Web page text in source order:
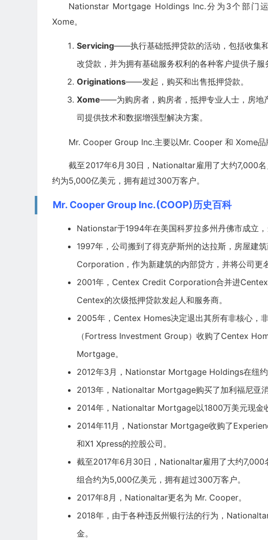
Nationstar Mortgage Holdings Inc.分为3个部门
Xome。
Servicing——执行基础抵押贷款的活动，包括收集
改贷款，并为拥有基础服务权利的各种客户提供子服
Originations——发起，购买和出售抵押贷款。
Xome——为购房者，购房者，抵押专业人士，房地
司提供技术和数据增强型解决方案。
Mr. Cooper Group Inc.主要以Mr. Cooper 和 Xome品
截至2017年6月30日，Nationaltar雇用了大约7,000名
约为5,000亿美元，拥有超过300万客户。
Mr. Cooper Group Inc.(COOP)历史百科
Nationstar于1994年在美国科罗拉多州丹佛市成立
1997年，公司搬到了得克萨斯州的达拉斯，房屋
Corporation，作为新建筑的内部贷方，并将公司
2001年，Centex Credit Corporation合并进
Centex的次级抵押贷款发起人和服务商。
2005年，Centex Homes决定退出其所有非核心，
（Fortress Investment Group）收购了Centex
Mortgage。
2012年3月，Nationstar Mortgage Holdings在纽
2013年，Nationaltar Mortgage购买了加利福尼亚
2014年，Nationaltar Mortgage以1800万美元现金
2014年11月，Nationstar Mortgage收购了
和X1 Xpress的控股公司。
截至2017年6月30日，Nationaltar雇用了大约7,000
组合约为5,000亿美元，拥有超过300万客户。
2017年8月，Nationaltar更名为 Mr. Cooper。
2018年，由于各种违反州银行法的行为，
金。